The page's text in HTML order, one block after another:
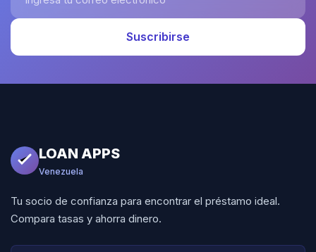
Suscribirse
LOAN APPS
Venezuela
Tu socio de confianza para encontrar el préstamo ideal.
Compara tasas y ahorra dinero.